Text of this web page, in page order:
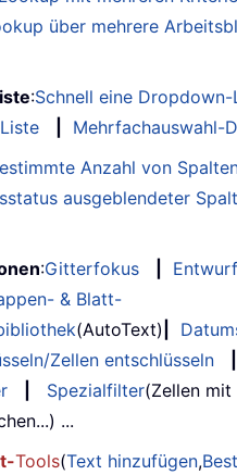
über mehrere
:Schnell eine
Mehrfachauswahl-
Anzahl von
ausgeblendeter
:Gitterfokus
Entwurf
& Blatt-
(AutoText)
Zellen entschlüsseln
Spezialfilter(Zellen
...
Tools(Text hinzufügen,